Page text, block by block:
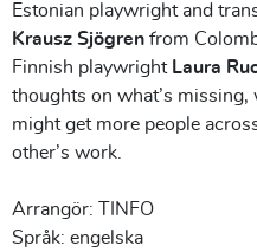
Estonian playwright and
Krausz Sjögren from
Finnish playwright Laura
thoughts on what’s
might get more people
other’s work.
Arrangör: TINFO
Språk: engelska